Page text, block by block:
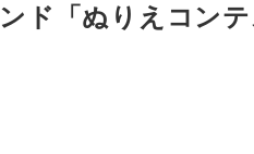
ンド「ぬりえコン